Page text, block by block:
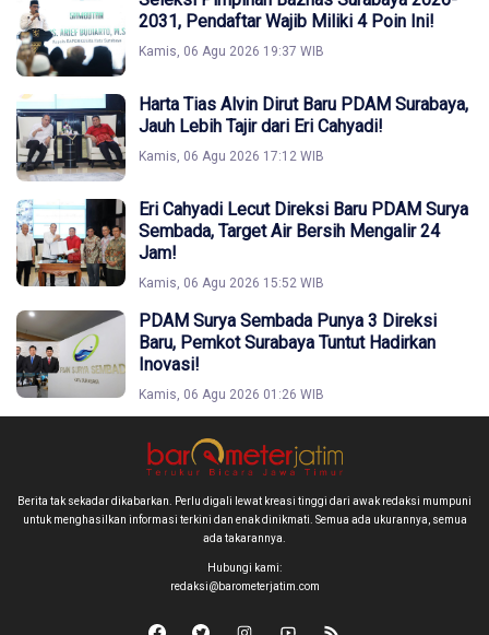
2031, Pendaftar Wajib Miliki 4 Poin Ini!
Kamis, 06 Agu 2026 19:37 WIB
Harta Tias Alvin Dirut Baru PDAM Surabaya,
Jauh Lebih Tajir dari Eri Cahyadi!
Kamis, 06 Agu 2026 17:12 WIB
Eri Cahyadi Lecut Direksi Baru PDAM Surya
Sembada, Target Air Bersih Mengalir 24
Jam!
Kamis, 06 Agu 2026 15:52 WIB
PDAM Surya Sembada Punya 3 Direksi
Baru, Pemkot Surabaya Tuntut Hadirkan
Inovasi!
Kamis, 06 Agu 2026 01:26 WIB
Berita tak sekadar dikabarkan. Perlu digali lewat kreasi tinggi dari awak redaksi mumpuni
untuk menghasilkan informasi terkini dan enak dinikmati. Semua ada ukurannya, semua
ada takarannya.
Hubungi kami:
redaksi@barometerjatim.com